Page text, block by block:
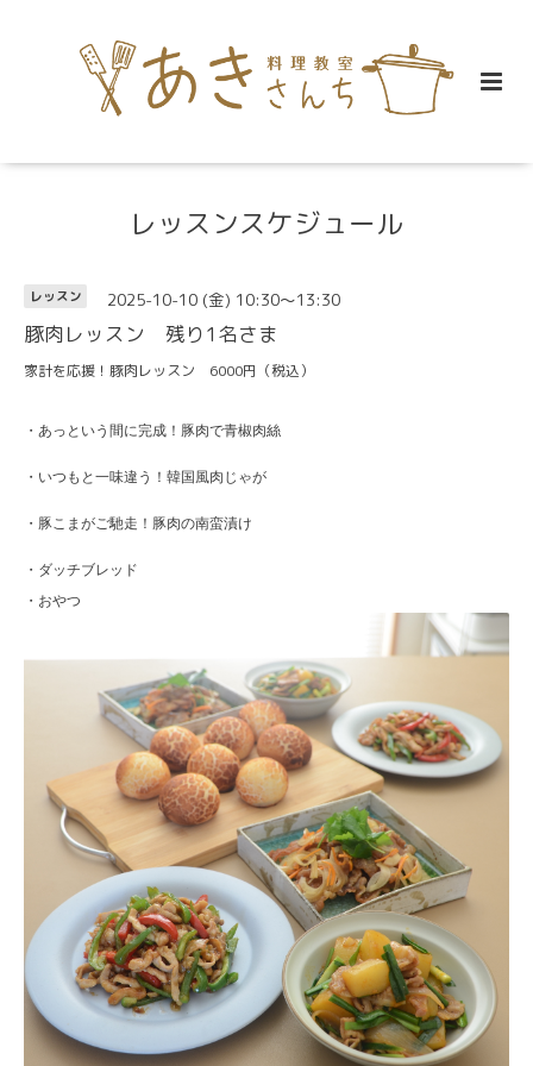
レッスンスケジュール
レッスン 2025-10-10 (金) 10:30～13:30
豚肉レッスン 残り1名さま
家計を応援！豚肉レッスン 6000円（税込）
・あっという間に完成！豚肉で青椒肉絲
・いつもと一味違う！韓国風肉じゃが
・豚こまがご馳走！豚肉の南蛮漬け
・ダッチブレッド
・おやつ